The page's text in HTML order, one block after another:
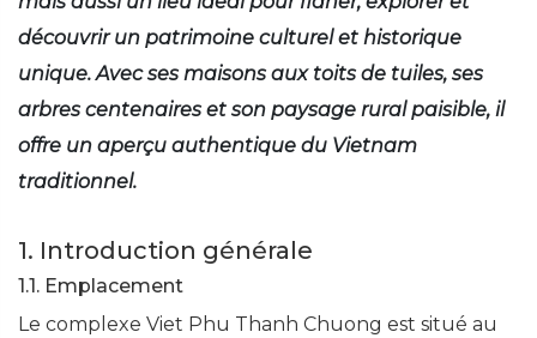
découvrir un patrimoine culturel et historique
unique. Avec ses maisons aux toits de tuiles, ses
arbres centenaires et son paysage rural paisible, il
offre un aperçu authentique du Vietnam
traditionnel.
1. Introduction générale
1.1. Emplacement
Le complexe Viet Phu Thanh Chuong est situé au